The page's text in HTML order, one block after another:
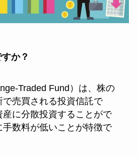
か？
Traded Fund）は、株の
で売買される投資信託で
産に分散投資することがで
手数料が低いことが特徴で